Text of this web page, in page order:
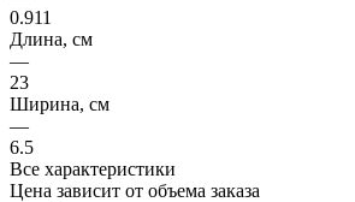
0.911
Длина, см
—
23
Ширина, см
—
6.5
Все характеристики
Цена зависит от объема заказа